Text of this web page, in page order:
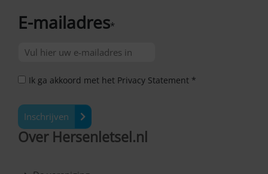
E-mailadres*
Ik ga akkoord met het Privacy Statement *
Inschrijven
Over Hersenletsel.nl